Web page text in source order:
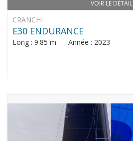
VOIR LE DÉTAIL
CRANCHI
E30 ENDURANCE
Long : 9.85 m Année : 2023